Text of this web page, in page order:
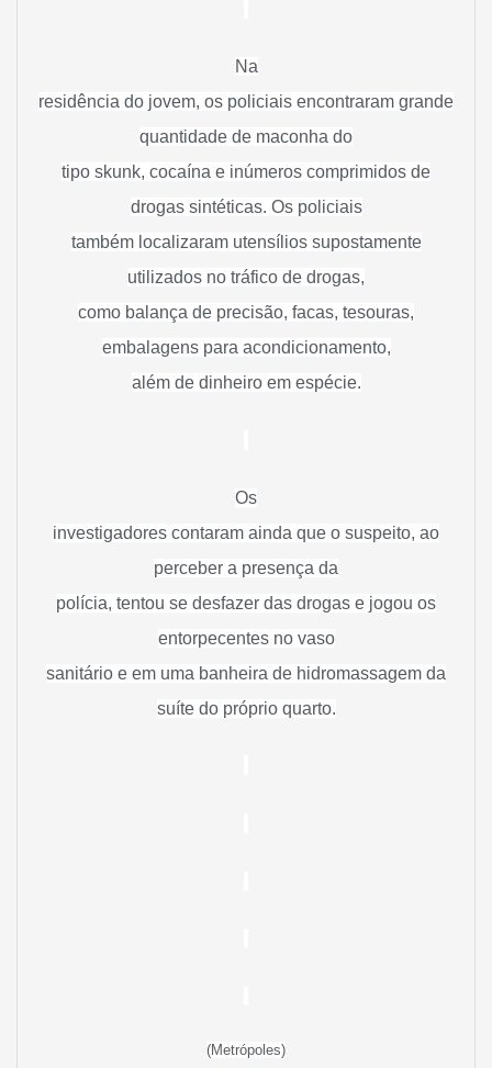
Na
residência do jovem, os policiais encontraram grande
quantidade de maconha do
tipo skunk, cocaína e inúmeros comprimidos de
drogas sintéticas. Os policiais
também localizaram utensílios supostamente
utilizados no tráfico de drogas,
como balança de precisão, facas, tesouras,
embalagens para acondicionamento,
além de dinheiro em espécie.
Os
investigadores contaram ainda que o suspeito, ao
perceber a presença da
polícia, tentou se desfazer das drogas e jogou os
entorpecentes no vaso
sanitário e em uma banheira de hidromassagem da
suíte do próprio quarto.
(Metrópoles)